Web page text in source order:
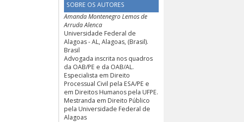
SOBRE OS AUTORES
Amanda Montenegro Lemos de
Arruda Alenca
Universidade Federal de
Alagoas - AL, Alagoas, (Brasil).
Brasil
Advogada inscrita nos quadros
da OAB/PE e da OAB/AL.
Especialista em Direito
Processual Civil pela ESA/PE e
em Direitos Humanos pela UFPE.
Mestranda em Direito Público
pela Universidade Federal de
Alagoas